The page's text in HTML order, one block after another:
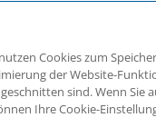
Cookies zum
der Website-
sind. Wenn Sie
Ihre Cookie-